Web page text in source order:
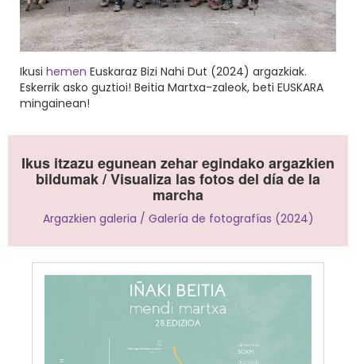
Ikusi hemen Euskaraz Bizi Nahi Dut (2024) argazkiak.
Eskerrik asko guztioi! Beitia Martxa-zaleok, beti EUSKARA
mingainean!
Ikus itzazu egunean zehar egindako argazkien
bildumak / Visualiza las fotos del día de la
marcha
Argazkien galeria / Galería de fotografías (2024)